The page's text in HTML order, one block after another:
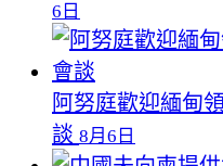
6日
阿努庭歡迎緬甸
談 8月6日